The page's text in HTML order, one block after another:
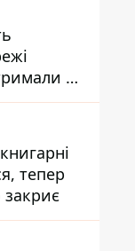
39
тепер
закриє